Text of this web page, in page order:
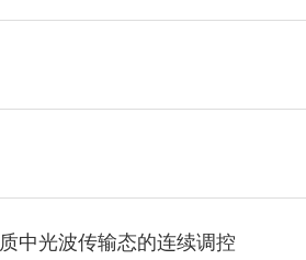
中光波传输态的连续调控